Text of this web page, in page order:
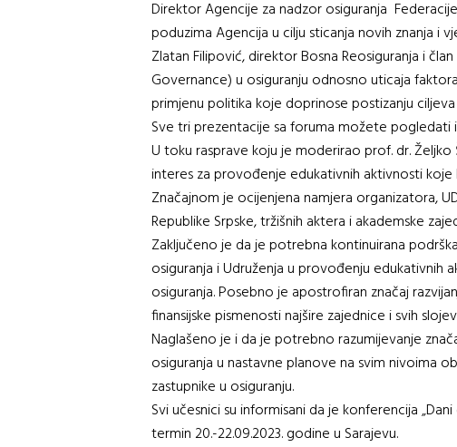
Direktor Agencije za nadzor osiguranja
poduzima Agencija u cilju sticanja novih znanja i
Zlatan Filipović, direktor Bosna Reosiguranja i
Governance) u osiguranju odnosno uticaja
primjenu politika koje doprinose postizanju
Sve tri prezentacije sa foruma možete pogledati
U toku rasprave koju je moderirao prof. dr.
interes za provođenje edukativnih aktivnosti
Značajnom je ocijenjena namjera organizatora,
Republike Srpske, tržišnih aktera i akademske
Zaključeno je da je potrebna kontinuirana
osiguranja i Udruženja u provođenju edukativnih
osiguranja. Posebno je apostrofiran značaj
finansijske pismenosti najšire zajednice i svih
Naglašeno je i da je potrebno razumijevanje
osiguranja u nastavne planove na svim nivoima
zastupnike u osiguranju.
Svi učesnici su informisani da je konferencija
termin 20.-22.09.2023. godine u Sarajevu.